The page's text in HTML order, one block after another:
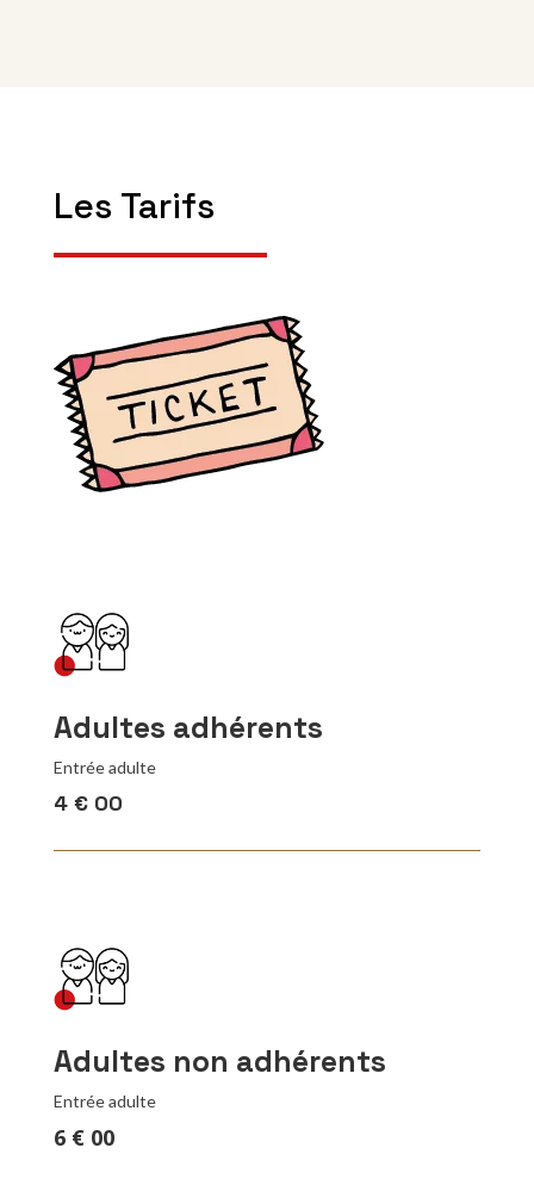
Les Tarifs
Adultes adhérents
Entrée adulte
4 € 00
Adultes non adhérents
Entrée adulte
6 € 00